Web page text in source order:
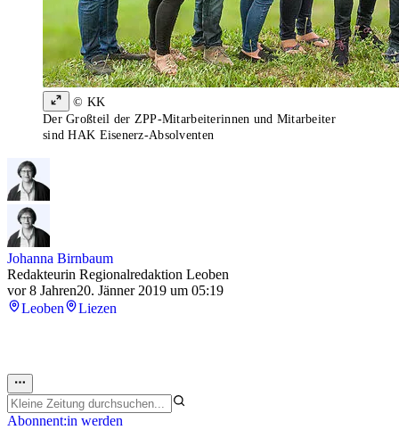
© KK
Der Großteil der ZPP-Mitarbeiterinnen und Mitarbeiter
sind HAK Eisenerz-Absolventen
Johanna Birnbaum
Redakteurin Regionalredaktion Leoben
vor 8 Jahren20. Jänner 2019 um 05:19
Leoben
Liezen
Abonnent:in werden